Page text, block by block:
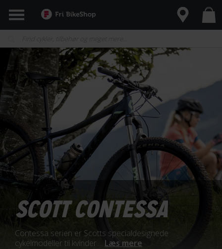
SCOTT CONTESSA
Contessa serien er Scotts specialdesignede
cykelmodeller til kvinder.... Læs mere